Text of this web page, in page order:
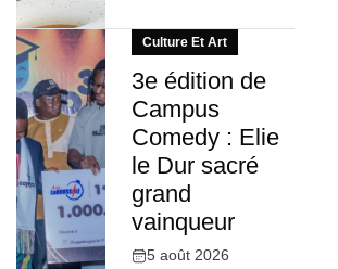
Culture Et Art
3e édition de
Campus
Comedy : Elie
le Dur sacré
grand
vainqueur
5 août 2026